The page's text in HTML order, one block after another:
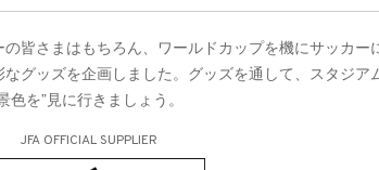
皆さまはもちろん、ワールドカップを機にサッカー
グッズを企画しました。グッズを通して、スタジア
を”見に行きましょう。
JFA OFFICIAL SUPPLIER